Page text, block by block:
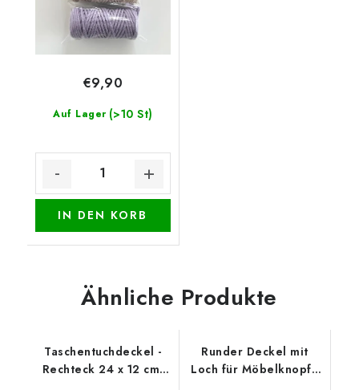
Auf Lager (>10 St)
€9,90
IN DEN KORB
Ähnliche Produkte
Taschentuchdeckel -
Rechteck 24 x 12 cm,
Runder Deckel mit
Loch für Möbelknopf -